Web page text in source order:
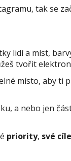
tak se
lidí a míst,
tvořit
místo, aby ti
a nebo jen
priority, své cíle